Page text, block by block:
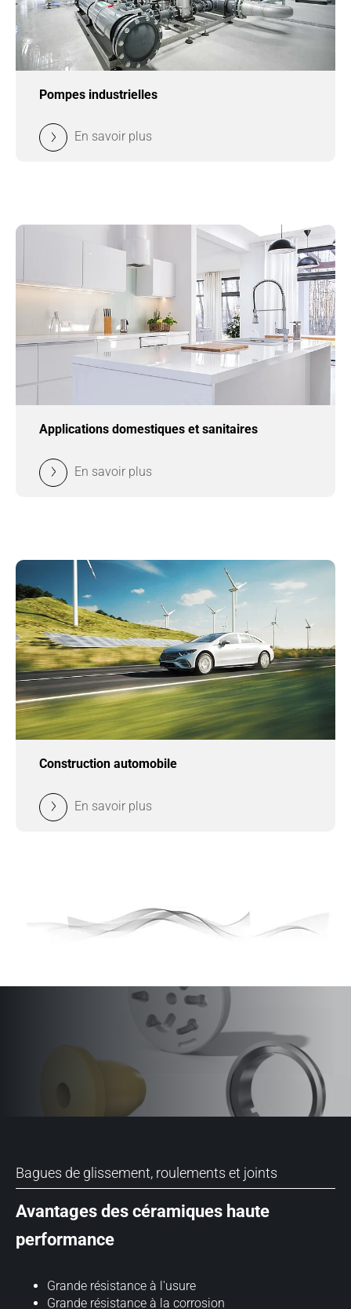
Pompes industrielles
En savoir plus
Applications domestiques et sanitaires
En savoir plus
Construction automobile
En savoir plus
Bagues de glissement, roulements et joints
Avantages des céramiques haute
performance
Grande résistance à l'usure
Grande résistance à la corrosion